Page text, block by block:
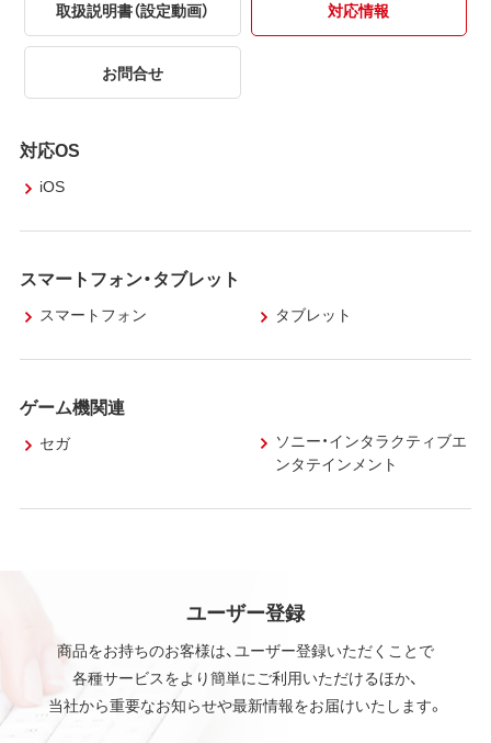
取扱説明書（設定動画） 対応情報
お問合せ
対応OS
iOS
スマートフォン・タブレット
スマートフォン タブレット
ゲーム機関連
セガ
ソニー・インタラクティブエ
ンタテインメント
ユーザー登録
商品をお持ちのお客様は、ユーザー登録いただくことで
各種サービスをより簡単にご利用いただけるほか、
当社から重要なお知らせや最新情報をお届けいたします。